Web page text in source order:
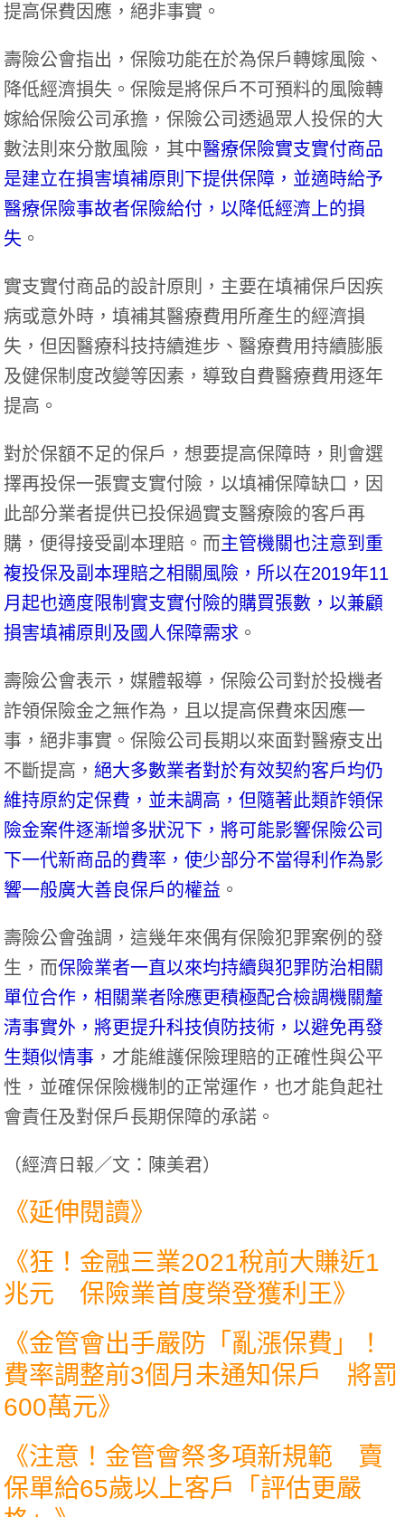
提高保費因應，絕非事實。
壽險公會指出，保險功能在於為保戶轉嫁風險、
降低經濟損失。保險是將保戶不可預料的風險轉
嫁給保險公司承擔，保險公司透過眾人投保的大
數法則來分散風險，其中醫療保險實支實付商品
是建立在損害填補原則下提供保障，並適時給予
醫療保險事故者保險給付，以降低經濟上的損
失 。
實支實付商品的設計原則，主要在填補保戶因疾
病或意外時，填補其醫療費用所產生的經濟損
失，但因醫療科技持續進步、醫療費用持續膨脹
及健保制度改變等因素，導致自費醫療費用逐年
提高。
對於保額不足的保戶，想要提高保障時，則會選
擇再投保一張實支實付險，以填補保障缺口，因
此部分業者提供已投保過實支醫療險的客戶再
購，便得接受副本理賠。而主管機關也注意到重
複投保及副本理賠之相關風險，所以在2019年11
月起也適度限制實支實付險的購買張數，以兼顧
損害填補原則及國人保障需求 。
壽險公會表示，媒體報導，保險公司對於投機者
詐領保險金之無作為，且以提高保費來因應一
事，絕非事實。保險公司長期以來面對醫療支出
不斷提高，絕大多數業者對於有效契約客戶均仍
維持原約定保費，並未調高，但隨著此類詐領保
險金案件逐漸增多狀況下，將可能影響保險公司
下一代新商品的費率，使少部分不當得利作為影
響一般廣大善良保戶的權益 。
壽險公會強調，這幾年來偶有保險犯罪案例的發
生，而保險業者一直以來均持續與犯罪防治相關
單位合作，相關業者除應更積極配合檢調機關釐
清事實外，將更提升科技偵防技術，以避免再發
生類似情事 ，才能維護保險理賠的正確性與公平
性，並確保保險機制的正常運作，也才能負起社
會責任及對保戶長期保障的承諾。
（經濟日報／文：陳美君）
《延伸閱讀》
《狂！金融三業2021稅前大賺近1
兆元 保險業首度榮登獲利王》
《金管會出手嚴防「亂漲保費」！
費率調整前3個月未通知保戶 將罰
600萬元》
《注意！金管會祭多項新規範 賣
保單給65歲以上客戶「評估更嚴